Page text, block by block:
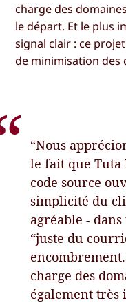
charge des
le départ. Et le plus
signal clair : ce
de minimisation des
“Nous
le fait que
code source
simplicité du
agréable - dans
“juste du
charge des
également très